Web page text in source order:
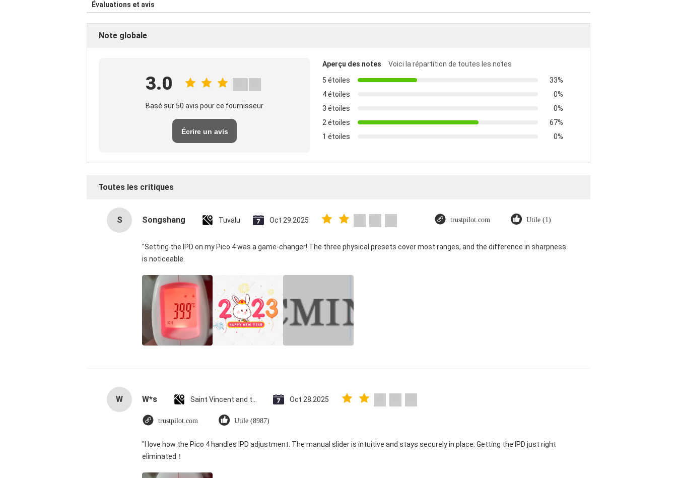
Évaluations et avis
Note globale
3.0
Basé sur 50 avis pour ce fournisseur
Écrire un avis
Aperçu des notes
Voici la répartition de toutes les notes
5 étoiles
33%
4 étoiles
0%
3 étoiles
0%
2 étoiles
67%
1 étoiles
0%
Toutes les critiques
S Songshang Tuvalu Oct 29.2025 trustpilot.com Utile (1)
"Setting the IPD on my Pico 4 was a game-changer! The three physical presets cover most ranges, and the difference in sharpness
is noticeable.
W W*s Oct 28.2025
trustpilot.com Utile (8987)
"I love how the Pico 4 handles IPD adjustment. The manual slider is intuitive and stays securely in place. Getting the IPD just right
eliminated！